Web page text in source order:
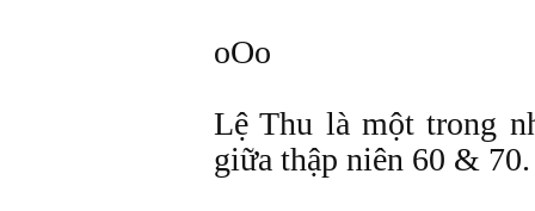
oOo
Lệ Thu là một trong
giữa thập niên 60 & 70.